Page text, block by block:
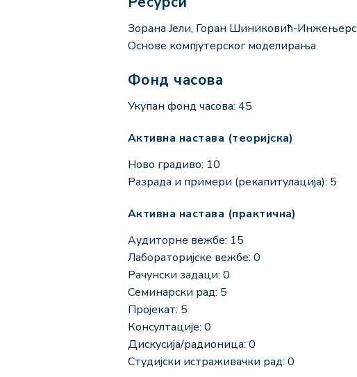
Зорана Јели, Горан Шиниковић-
Основе компјутерског моделирања
Фонд часова
Укупан фонд часова: 45
Активна настава (теоријска)
Ново градиво: 10
Разрада и примери (рекапитулација): 5
Активна настава (практична)
Аудиторне вежбе: 15
Лабораторијске вежбе: 0
Рачунски задаци: 0
Семинарски рад: 5
Пројекат: 5
Консултације: 0
Дискусија/радионица: 0
Студијски истраживачки рад: 0